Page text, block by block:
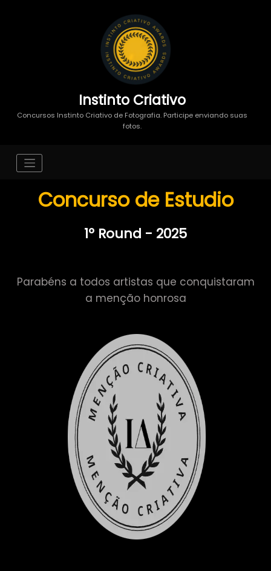
Instinto Criativo
Concursos Instinto Criativo de Fotografia. Participe enviando suas
fotos.
Concurso de Estudio
1º Round - 2025
Parabéns a todos artistas que conquistaram
a menção honrosa